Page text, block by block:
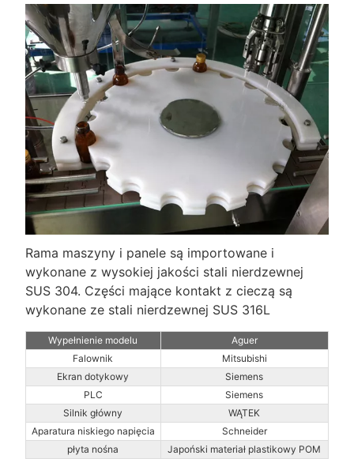
Rama maszyny i panele są importowane i
wykonane z wysokiej jakości stali nierdzewnej
SUS 304. Części mające kontakt z cieczą są
wykonane ze stali nierdzewnej SUS 316L
Wypełnienie modelu
Aguer
Falownik
Mitsubishi
Ekran dotykowy
Siemens
PLC
Siemens
Silnik główny
WĄTEK
Aparatura niskiego napięcia
Schneider
płyta nośna
Japoński materiał plastikowy POM